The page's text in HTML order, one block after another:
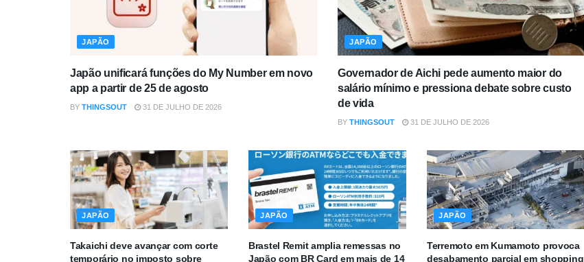
JAPÃO
Japão unificará funções do My Number em novo
app a partir de 25 de agosto
BY THINGSOUT 31 DE JULHO DE 2026
JAPÃO
Governador de Aichi pede aumento maior do
salário mínimo e pressiona debate sobre custo
de vida
BY THINGSOUT 31 DE JULHO DE 2026
JAPÃO
Takaichi deve avançar com corte
temporário no imposto sobre
JAPÃO
Brastel Remit amplia remessas no
Japão com BR Card em mais de 14
JAPÃO
Terremoto em Kumamoto provoca
desabamento parcial em shopping